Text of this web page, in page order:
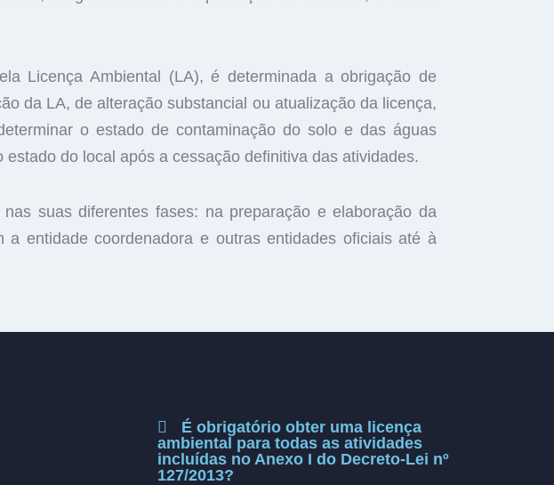
Licença Ambiental (LA), é determinada a obrigação de
da LA, de alteração substancial ou atualização da licença,
o estado de contaminação do solo e das águas
do local após a cessação definitiva das atividades.
suas diferentes fases: na preparação e elaboração da
entidade coordenadora e outras entidades oficiais até à
É obrigatório obter uma licença
ambiental para todas as atividades
incluídas no Anexo I do Decreto-Lei nº
127/2013?